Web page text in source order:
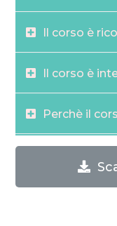
Il corso è
Il corso è
Perchè il